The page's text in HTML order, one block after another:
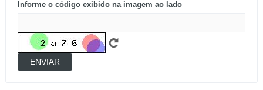
Informe o código exibido na imagem ao lado
ENVIAR